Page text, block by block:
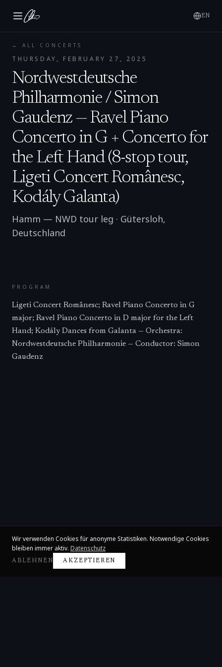
EN
← ALL CONCERTS
THURSDAY, FEBRUARY 27, 2025
Nordwestdeutsche
Philharmonie / Simon
Gaudenz — Ravel Piano
Concerto in G + Concerto for
the Left Hand (8-stop tour,
Ligeti Concert Românesc,
Kodály Galanta)
Hamm — NWD tour leg · Gütersloh,
Deutschland
PROGRAM
Ligeti Concert Românesc; Ravel Piano Concerto in G
major; Ravel Piano Concerto in D major for the Left
Hand; Kodály Dances from Galanta — Orchestra:
Nordwestdeutsche Philharmonie — Conductor: Simon
Gaudenz
Wir verwenden Cookies für anonyme Statistiken. Notwendige Cookies
bleiben immer aktiv. Datenschutz
ABLEHNEN AKZEPTIEREN